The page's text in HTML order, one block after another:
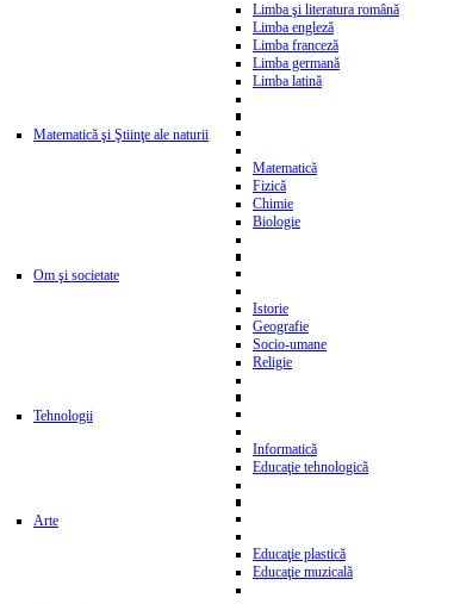
Limba şi literatura română
Limba engleză
Limba franceză
Limba germană
Limba latină
Matematică şi Ştiinţe ale naturii
Matematică
Fizică
Chimie
Biologie
Om şi societate
Istorie
Geografie
Socio-umane
Religie
Tehnologii
Informatică
Educaţie tehnologică
Arte
Educaţie plastică
Educaţie muzicală